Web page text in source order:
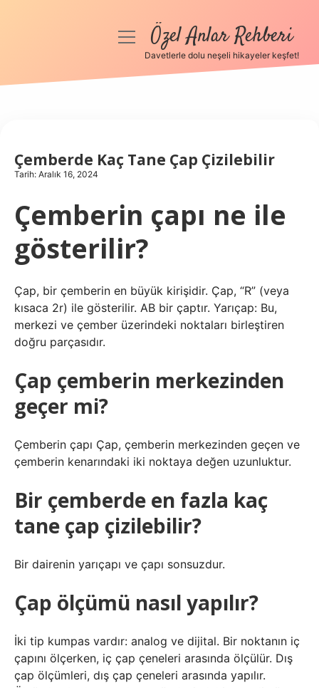
Anasayfa
Hakkımızda
menüyüÖzel Anlar Rehberi
Davetlerle dolu neşeli hikayeler keşfet!
Çemberde Kaç Tane Çap Çizilebilir
Tarih: Aralık 16, 2024
Çemberin çapı ne ile
gösterilir?
Çap, bir çemberin en büyük kirişidir. Çap, “R” (veya
kısaca 2r) ile gösterilir. AB bir çaptır. Yarıçap: Bu,
merkezi ve çember üzerindeki noktaları birleştiren
doğru parçasıdır.
Çap çemberin merkezinden
geçer mi?
Çemberin çapı Çap, çemberin merkezinden geçen ve
çemberin kenarındaki iki noktaya değen uzunluktur.
Bir çemberde en fazla kaç
tane çap çizilebilir?
Bir dairenin yarıçapı ve çapı sonsuzdur.
Çap ölçümü nasıl yapılır?
İki tip kumpas vardır: analog ve dijital. Bir noktanın iç
çapını ölçerken, iç çap çeneleri arasında ölçülür. Dış
çap ölçümleri, dış çap çeneleri arasında yapılır.